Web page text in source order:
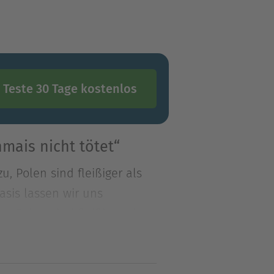
Teste 30 Tage kostenlos
nicht tötet“
Polen sind fleißiger als
lassen wir uns
lassen wir uns täglich